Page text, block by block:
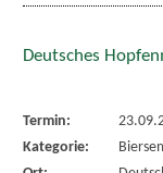
Deutsches
Termin:
Kategorie: